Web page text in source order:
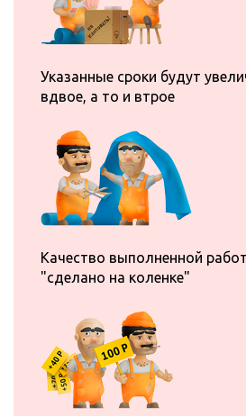
Указанные сроки будут
вдвое, а то и втрое
Качество выполненной
"сделано на коленке"